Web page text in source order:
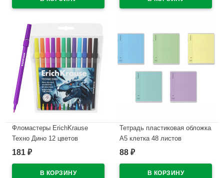
Фломастеры ErichKrause
Техно Дино 12 цветов
арт.65030
181 ₽
Тетрадь пластиковая обложка
А5 клетка 48 листов
ErichKrause CoverPrо
арт.64630
88 ₽